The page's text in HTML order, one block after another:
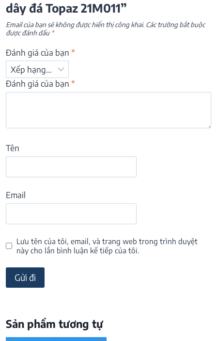
dây đá Topaz 21M011”
Email của bạn sẽ không được hiển thị công khai. Các trường bắt buộc
được đánh dấu *
Đánh giá của bạn *
Đánh giá của bạn *
Tên
Email
Lưu tên của tôi, email, và trang web trong trình duyệt
này cho lần bình luận kế tiếp của tôi.
Sản phẩm tương tự